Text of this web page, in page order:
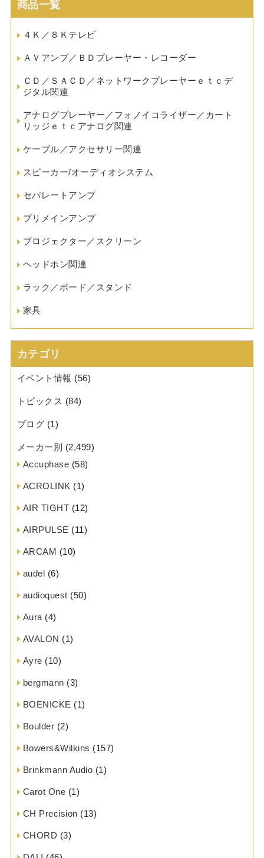
商品一覧
４Ｋ／８Ｋテレビ
ＡＶアンプ／ＢＤプレーヤー・レコーダー
ＣＤ／ＳＡＣＤ／ネットワークプレーヤーｅｔｃデ
ジタル関連
アナログプレーヤー／フォノイコライザー／カート
リッジｅｔｃアナログ関連
ケーブル／アクセサリー関連
スピーカー/オーディオシステム
セパレートアンプ
プリメインアンプ
プロジェクター／スクリーン
ヘッドホン関連
ラック／ボード／スタンド
家具
カテゴリ
イベント情報 (56)
トピックス (84)
ブログ (1)
メーカー別 (2,499)
Accuphase (58)
ACROLINK (1)
AIR TIGHT (12)
AIRPULSE (11)
ARCAM (10)
audel (6)
audioquest (50)
Aura (4)
AVALON (1)
Ayre (10)
bergmann (3)
BOENICKE (1)
Boulder (2)
Bowers&Wilkins (157)
Brinkmann Audio (1)
Carot One (1)
CH Precision (13)
CHORD (3)